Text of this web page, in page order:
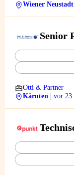
Wiener Neustadt
Senior
Otti & Partner
Kärnten
| vor